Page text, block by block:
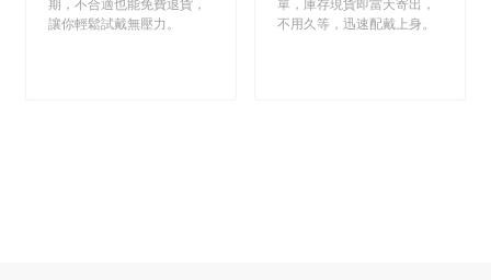
讓你輕鬆試戴無壓力。
不用久等，迅速配戴上身。